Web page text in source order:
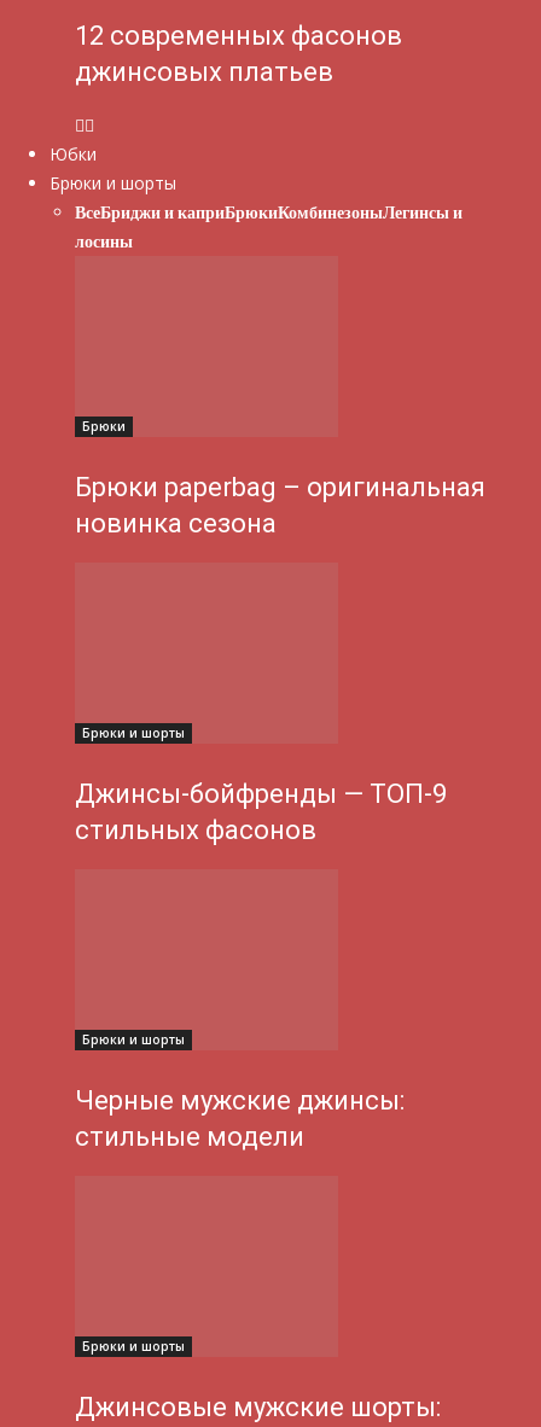
12 современных фасонов
джинсовых платьев
Юбки
Брюки и шорты
ВсеБриджи и каприБрюкиКомбинезоныЛегинсы и
лосины
Брюки
Брюки paperbag – оригинальная
новинка сезона
Брюки и шорты
Джинсы-бойфренды — ТОП-9
стильных фасонов
Брюки и шорты
Черные мужские джинсы:
стильные модели
Брюки и шорты
Джинсовые мужские шорты: